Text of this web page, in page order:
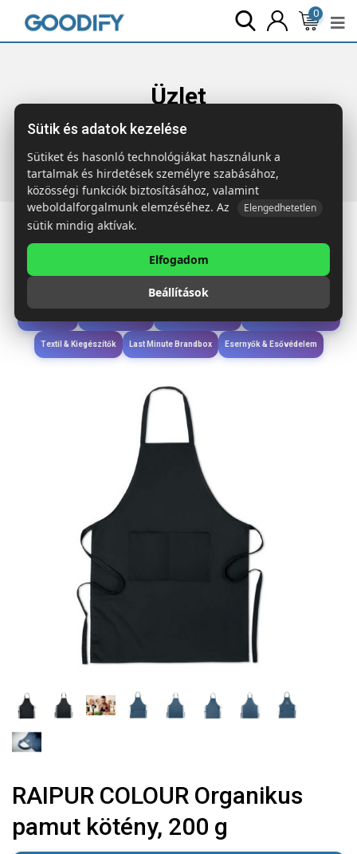
0
Üzlet
Főoldal Termékek Étkezés & Ivás
Organikus pamut kötény, 200 g
Étkezés & Ivás
Wellness & Ápolás
Textil & Kiegészítők Last Minute Brandbox Esernyők & Esővédelem
RAIPUR COLOUR Organikus
pamut kötény, 200 g
Sütik és adatok kezelése
Sütiket és hasonló technológiákat használunk a
tartalmak és hirdetések személyre szabásához,
közösségi funkciók biztosításához, valamint
weboldalforgalmunk elemzéséhez. Az
Elengedhetetlen
sütik mindig aktívak.
Elfogadom
Beállítások